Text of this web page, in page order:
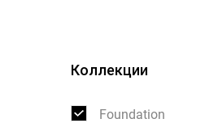
Коллекции
Foundation